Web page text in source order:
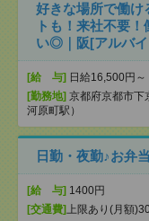
好きな場所で働
トも！来社不要
い◎｜阪[アルバ
[給 与] 日給16,500円～
[勤務地] 京都府京都市下
河原町駅）
日勤・夜勤♪お弁
[給 与] 1400円
[交通費] 上限あり(月額